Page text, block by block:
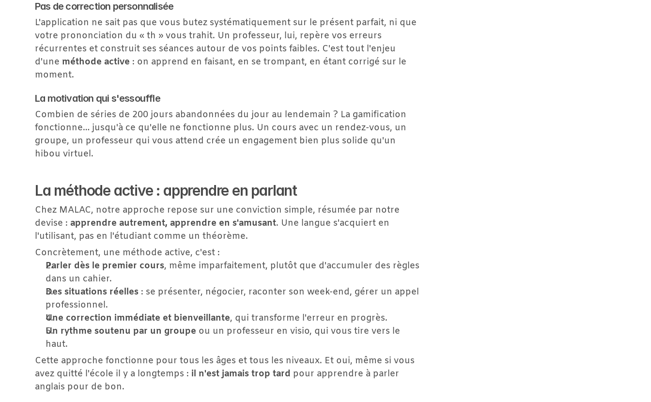
Pas de correction personnalisée
L'application ne sait pas que vous butez systématiquement sur le présent parfait, ni que
votre prononciation du « th » vous trahit. Un professeur, lui, repère vos erreurs
récurrentes et construit ses séances autour de vos points faibles. C'est tout l'enjeu
d'une méthode active : on apprend en faisant, en se trompant, en étant corrigé sur le
moment.
La motivation qui s'essouffle
Combien de séries de 200 jours abandonnées du jour au lendemain ? La gamification
fonctionne… jusqu'à ce qu'elle ne fonctionne plus. Un cours avec un rendez-vous, un
groupe, un professeur qui vous attend crée un engagement bien plus solide qu'un
hibou virtuel.
La méthode active : apprendre en parlant
Chez MALAC, notre approche repose sur une conviction simple, résumée par notre
devise : apprendre autrement, apprendre en s'amusant. Une langue s'acquiert en
l'utilisant, pas en l'étudiant comme un théorème.
Concrètement, une méthode active, c'est :
Parler dès le premier cours, même imparfaitement, plutôt que d'accumuler des règles
dans un cahier.
Des situations réelles : se présenter, négocier, raconter son week-end, gérer un appel
professionnel.
Une correction immédiate et bienveillante, qui transforme l'erreur en progrès.
Un rythme soutenu par un groupe ou un professeur en visio, qui vous tire vers le
haut.
Cette approche fonctionne pour tous les âges et tous les niveaux. Et oui, même si vous
avez quitté l'école il y a longtemps : il n'est jamais trop tard pour apprendre à parler
anglais pour de bon.